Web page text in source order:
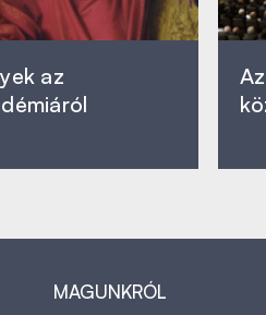
az
MAGUNKRÓL